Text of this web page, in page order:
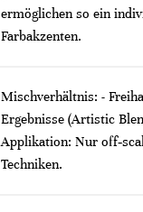
ermöglichen so ein
Farbakzenten.
Mischverhältnis: -
Ergebnisse (Artistic
Applikation: Nur
Techniken.